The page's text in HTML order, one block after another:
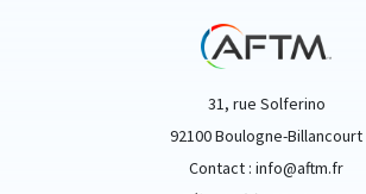
31, rue Solferino
92100 Boulogne-Billancourt
Contact : info@aftm.fr